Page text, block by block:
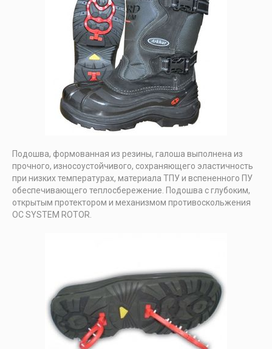
Подошва, формованная из резины, галоша выполнена из
прочного, износоустойчивого, сохраняющего эластичность
при низких температурах, материала ТПУ и вспененного ПУ
обеспечивающего теплосбережение. Подошва с глубоким,
открытым протектором и механизмом противоскольжения
OC SYSTEM ROTOR.